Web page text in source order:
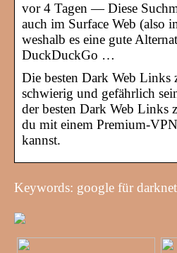
vor 4 Tagen — Diese
auch im Surface Web (also
weshalb es eine gute
DuckDuckGo …
Die besten Dark Web Links
schwierig und gefährlich
der besten Dark Web Links
du mit einem Premium-
kannst.
Keywords: google für darknet